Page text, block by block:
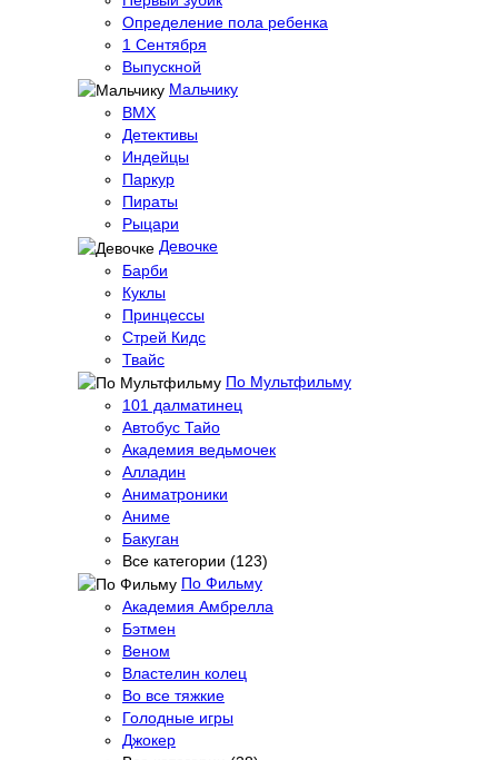
Определение пола ребенка
1 Сентября
Выпускной
Мальчику
BMX
Детективы
Индейцы
Паркур
Пираты
Рыцари
Девочке
Барби
Куклы
Принцессы
Стрей Кидс
Твайс
По Мультфильму
101 далматинец
Автобус Тайо
Академия ведьмочек
Алладин
Аниматроники
Аниме
Бакуган
Все категории (123)
По Фильму
Академия Амбрелла
Бэтмен
Веном
Властелин колец
Во все тяжкие
Голодные игры
Джокер